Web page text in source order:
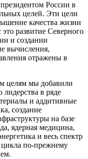
России в
целей. Эти цели
качества жизни
развитие Северного
и создании
вычисления,
отражены в
целям мы добавили
в ряде
и аддитивные
создание
на базе
ядерная медицина,
и весь спектр
цикла по-прежнему